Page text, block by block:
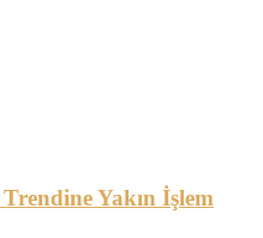
Yakın İşlem